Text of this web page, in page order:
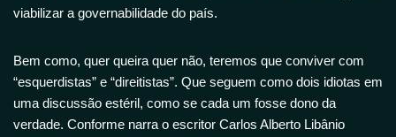
viabilizar a governabilidade do país.
Bem como, quer queira quer não, teremos que conviver com
“esquerdistas” e “direitistas”. Que seguem como dois idiotas em
uma discussão estéril, como se cada um fosse dono da
verdade. Conforme narra o escritor Carlos Alberto Libânio